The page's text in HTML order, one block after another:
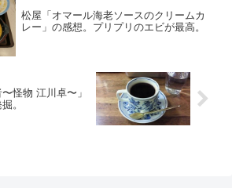
松屋「オマール海老ソースのクリームカ
レー」の感想。プリプリのエビが最高。
怪物 江川卓〜」
。